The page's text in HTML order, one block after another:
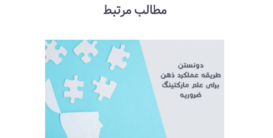
مطالب مرتبط